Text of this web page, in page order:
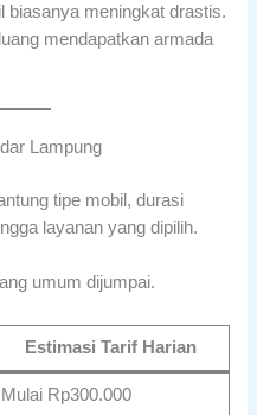
biasanya meningkat drastis.
mendapatkan armada
Lampung
tipe mobil, durasi
layanan yang dipilih.
umum dijumpai.
Estimasi Tarif Harian
Mulai Rp300.000